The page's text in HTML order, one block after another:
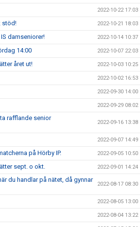
2022-10-22 17:03
stöd! 2022-10-21 18:03
damseniorer! 2022-10-14 10:37
14:00 2022-10-07 22:03
året ut! 2022-10-03 10:25
2022-10-02 16:53
2022-09-30 14:00
2022-09-29 08:02
rafflande senior
2022-09-16 13:38
2022-09-07 14:49
på Hörby IP. 2022-09-05 10:50
sept. o okt. 2022-09-01 14:24
du handlar på nätet, då gynnar
2022-08-17 08:30
2022-08-05 13:00
2022-08-04 13:22